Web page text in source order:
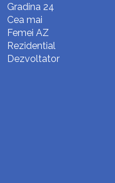
Gradina 24
Cea mai
Femei AZ
Rezidential
Dezvoltator